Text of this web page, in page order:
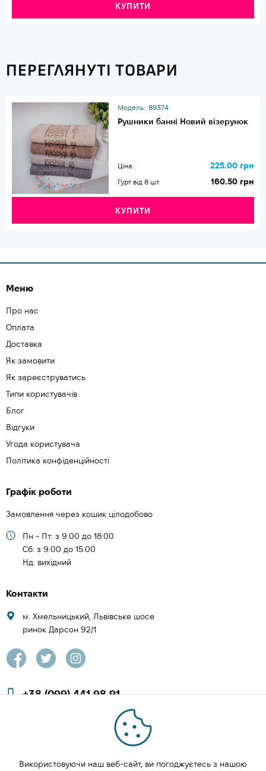
КУПИТИ
ПЕРЕГЛЯНУТІ ТОВАРИ
Модель: 89374
Рушники банні Новий візерунок
Ціна: 225.00 грн
Гурт від 8 шт. 160.50 грн
КУПИТИ
Меню
Про нас
Оплата
Доставка
Як замовити
Як зареєструватись
Типи користувачів
Блог
Відгуки
Угода користувача
Політика конфіденційності
Графік роботи
Замовлення через кошик цілодобово
Пн - Пт: з 9:00 до 18:00
Cб: з 9:00 до 15:00
Нд: вихідний
Контакти
м. Хмельницький, Львівське шосе
ринок Дарсон 92/1
+38 (099) 441 98 91
+38 (097) 423 08 00
zachesa86@gmail.com
ЗАМОВИТИ ДЗВІНОК
Використовуючи наш веб-сайт, ви погоджуєтесь з нашою